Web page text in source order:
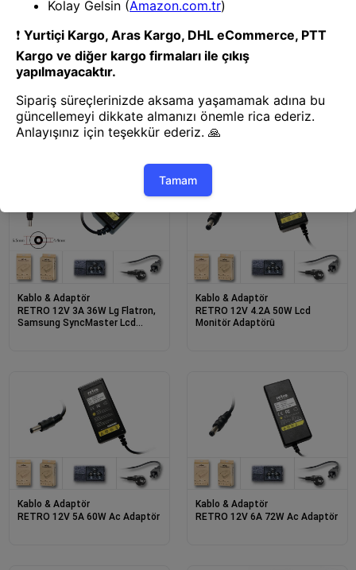
RETRO 12V 2A 24W External
Hdd, Uydu Alıcı, Şerit Led
Adaptörü
RETRO 12V 3.3A 40W Lcd
Monitör Adaptörü
Kablo & Adaptör
RETRO 12V 3A 36W Lg Flatron,
Samsung SyncMaster Lcd
Kablo & Adaptör
RETRO 12V 4.2A 50W Lcd
Monitör Adaptörü
Kablo & Adaptör
RETRO 12V 5A 60W Ac Adaptör
Kablo & Adaptör
RETRO 12V 6A 72W Ac Adaptör